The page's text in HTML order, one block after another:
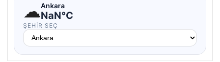
☁Ankara
NaN°C
ŞEHIR SEÇ